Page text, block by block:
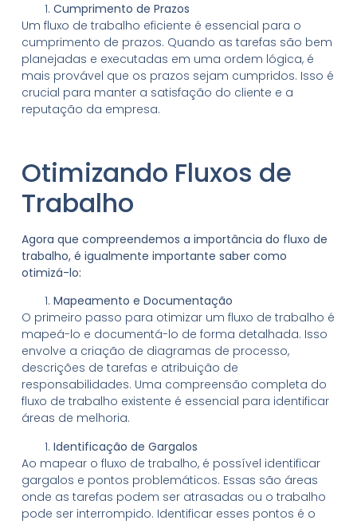
Cumprimento de Prazos
Um fluxo de trabalho eficiente é essencial para o
cumprimento de prazos. Quando as tarefas são bem
planejadas e executadas em uma ordem lógica, é
mais provável que os prazos sejam cumpridos. Isso é
crucial para manter a satisfação do cliente e a
reputação da empresa.
Otimizando Fluxos de
Trabalho
Agora que compreendemos a importância do fluxo de
trabalho, é igualmente importante saber como
otimizá-lo:
Mapeamento e Documentação
O primeiro passo para otimizar um fluxo de trabalho é
mapeá-lo e documentá-lo de forma detalhada. Isso
envolve a criação de diagramas de processo,
descrições de tarefas e atribuição de
responsabilidades. Uma compreensão completa do
fluxo de trabalho existente é essencial para identificar
áreas de melhoria.
Identificação de Gargalos
Ao mapear o fluxo de trabalho, é possível identificar
gargalos e pontos problemáticos. Essas são áreas
onde as tarefas podem ser atrasadas ou o trabalho
pode ser interrompido. Identificar esses pontos é o